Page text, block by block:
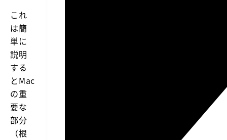
これ
は簡
単に
説明
する
とMac
の重
要な
部分
（根